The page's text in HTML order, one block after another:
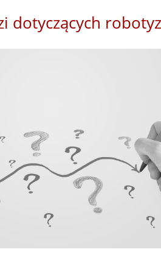
dotyczących